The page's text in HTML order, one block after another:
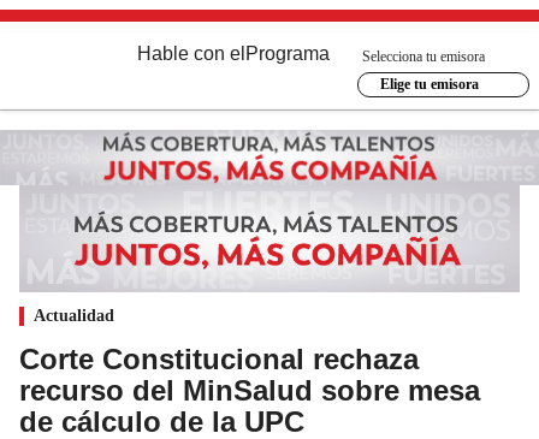
Hable con el Programa
Selecciona tu emisora
Elige tu emisora
Actualidad
Corte Constitucional rechaza
recurso del MinSalud sobre mesa
de cálculo de la UPC